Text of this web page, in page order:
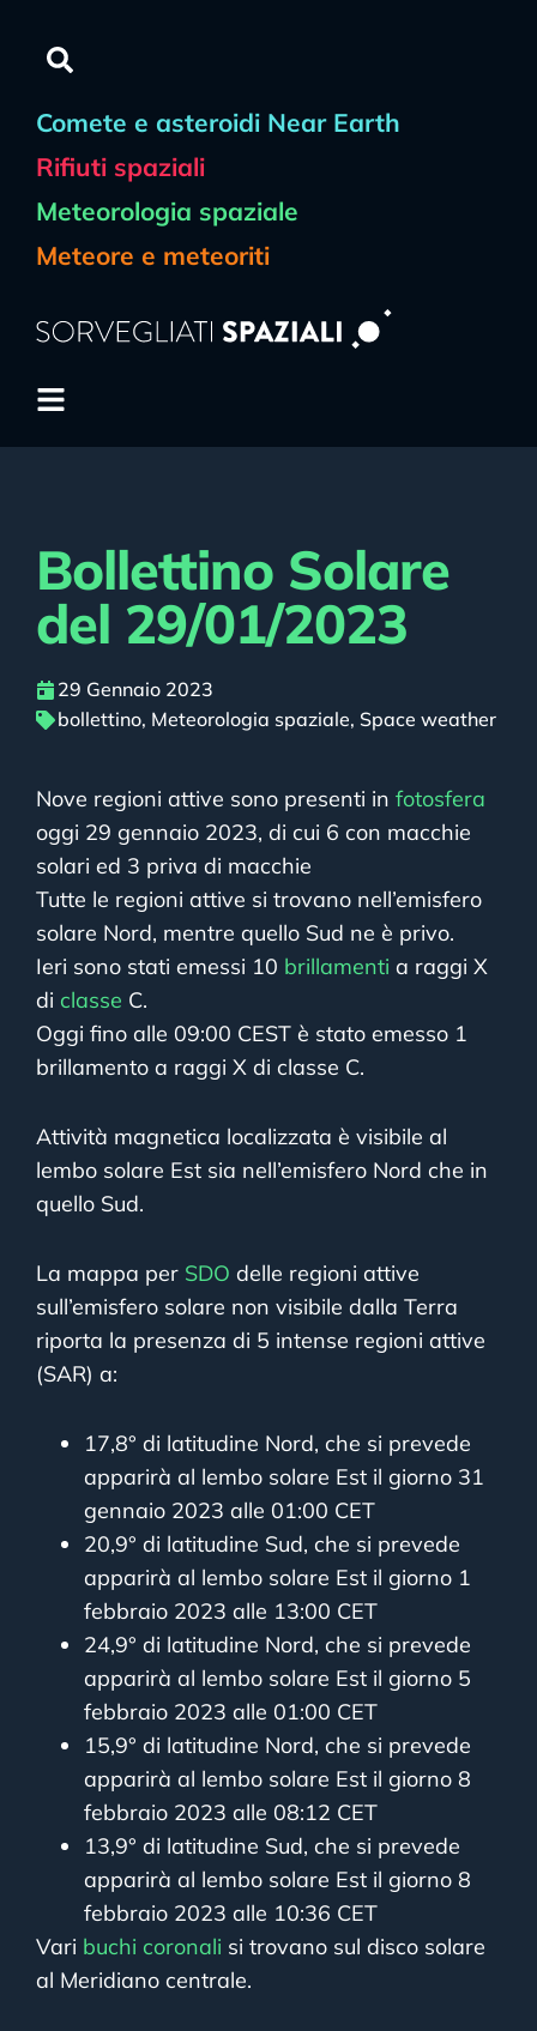
Comete e asteroidi Near Earth
Rifiuti spaziali
Meteorologia spaziale
Meteore e meteoriti
Bollettino Solare
del 29/01/2023
29 Gennaio 2023
bollettino, Meteorologia spaziale, Space weather
Nove regioni attive sono presenti in fotosfera
oggi 29 gennaio 2023, di cui 6 con macchie
solari ed 3 priva di macchie
Tutte le regioni attive si trovano nell’emisfero
solare Nord, mentre quello Sud ne è privo.
Ieri sono stati emessi 10 brillamenti a raggi X
di classe C.
Oggi fino alle 09:00 CEST è stato emesso 1
brillamento a raggi X di classe C.
Attività magnetica localizzata è visibile al
lembo solare Est sia nell’emisfero Nord che in
quello Sud.
La mappa per SDO delle regioni attive
sull’emisfero solare non visibile dalla Terra
riporta la presenza di 5 intense regioni attive
(SAR) a:
17,8° di latitudine Nord, che si prevede
apparirà al lembo solare Est il giorno 31
gennaio 2023 alle 01:00 CET
20,9° di latitudine Sud, che si prevede
apparirà al lembo solare Est il giorno 1
febbraio 2023 alle 13:00 CET
24,9° di latitudine Nord, che si prevede
apparirà al lembo solare Est il giorno 5
febbraio 2023 alle 01:00 CET
15,9° di latitudine Nord, che si prevede
apparirà al lembo solare Est il giorno 8
febbraio 2023 alle 08:12 CET
13,9° di latitudine Sud, che si prevede
apparirà al lembo solare Est il giorno 8
febbraio 2023 alle 10:36 CET
Vari buchi coronali si trovano sul disco solare
al Meridiano centrale.